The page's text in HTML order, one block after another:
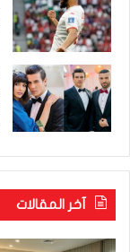
آخر المقالات